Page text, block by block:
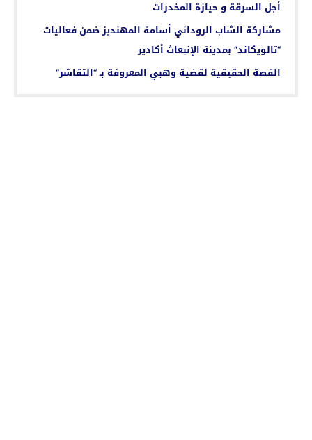
أجل السرقة و حيازة المخدرات
مشاركة الشاب الروداني أسامة المهنديز ضمن فعاليات
“تالويكاند” بمدينة الإنبعاث أكادير
القصة الحقيقية لقضية وهبي المعروفة بـ “التقاشر”